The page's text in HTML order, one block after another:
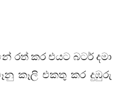
රත් කර එයට බටර් දමා
කෑලි එකතු කර දුඹුරු